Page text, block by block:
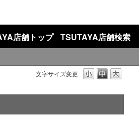
店舗トップ TSUTAYA店舗検索
文字サイズ変更